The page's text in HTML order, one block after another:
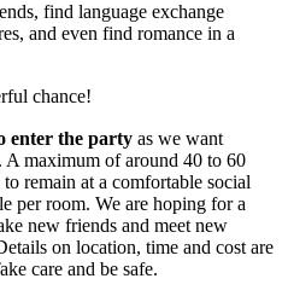
find language exchange
and even find romance in a
chance!
enter the party as we want
A maximum of around 40 to 60
remain at a comfortable social
per room. We are hoping for a
new friends and meet new
on location, time and cost are
care and be safe.